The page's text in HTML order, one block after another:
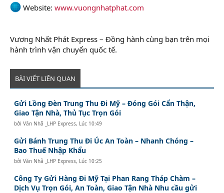
Website: www.vuongnhatphat.com
Vương Nhất Phát Express – Đồng hành cùng bạn trên mọi
hành trình vận chuyển quốc tế.
BÀI VIẾT LIÊN QUAN
Gửi Lồng Đèn Trung Thu Đi Mỹ – Đóng Gói Cẩn Thận,
Giao Tận Nhà, Thủ Tục Trọn Gói
bởiVăn Nhã _LHP Express, Lúc 10:49
Gửi Bánh Trung Thu Đi Úc An Toàn – Nhanh Chóng –
Bao Thuế Nhập Khẩu
bởiVăn Nhã _LHP Express, Lúc 10:25
Công Ty Gửi Hàng Đi Mỹ Tại Phan Rang Tháp Chàm –
Dịch Vụ Trọn Gói, An Toàn, Giao Tận Nhà Nhu cầu gửi